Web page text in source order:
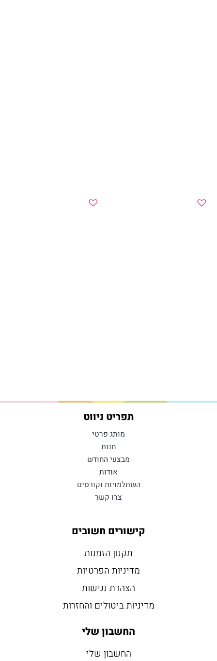
תפריט ניווט
מותג פרטי
חנות
מבצעי החודש
אודות
השתלמויות וקורסים
צרו קשר
קישורים חשובים
תקנון הזמנות
מדיניות הפרטיות
הצהרת נגישות
מדיניות ביטולים והחזרות
החשבון שלי
החשבון שלי